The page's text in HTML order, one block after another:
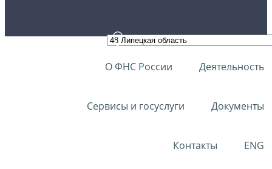
О ФНС России Деятельность
Сервисы и госуслуги Документы
Контакты ENG